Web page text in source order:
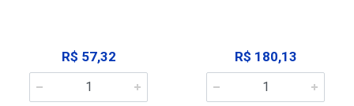
R$ 57,32 R$ 180,13